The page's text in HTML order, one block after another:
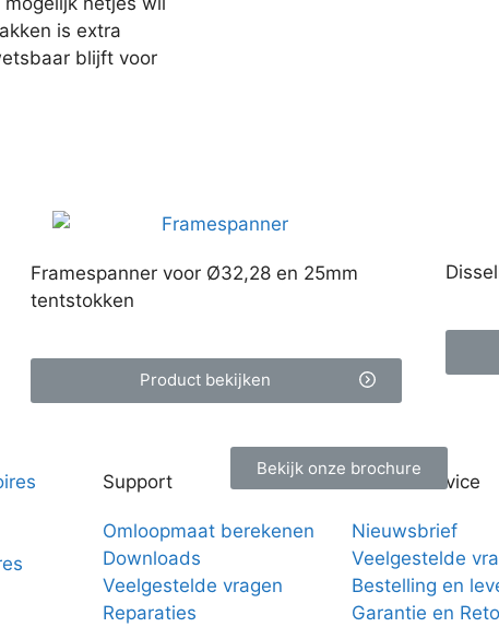
is extra
blijft voor
Framespanner voor Ø32,28 en 25mm
tentstokken
Product bekijken
Bekijk onze brochure
Support
Omloopmaat berekenen
Downloads
Veelgestelde vragen
Reparaties
Klantenservice
Nieuwsbrief
Veelgestelde
Bestelling en
Garantie en